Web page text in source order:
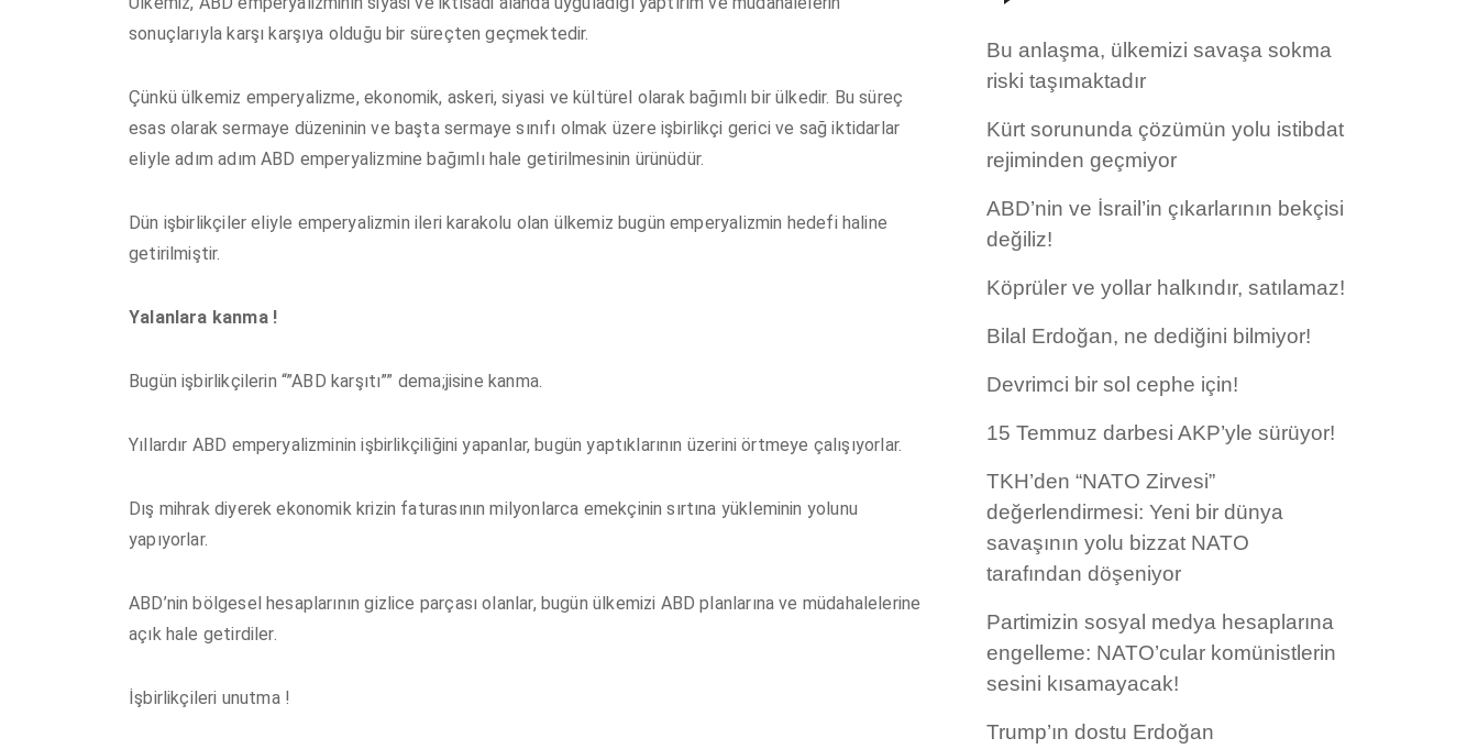
sonuçlarıyla karşı karşıya olduğu bir süreçten geçmektedir.
Çünkü ülkemiz emperyalizme, ekonomik, askeri, siyasi ve kültürel olarak bağımlı bir ülkedir. Bu süreç
esas olarak sermaye düzeninin ve başta sermaye sınıfı olmak üzere işbirlikçi gerici ve sağ iktidarlar
eliyle adım adım ABD emperyalizmine bağımlı hale getirilmesinin ürünüdür.
Dün işbirlikçiler eliyle emperyalizmin ileri karakolu olan ülkemiz bugün emperyalizmin hedefi haline
getirilmiştir.
Yalanlara kanma !
Bugün işbirlikçilerin “”ABD karşıtı”” dema;jisine kanma.
Yıllardır ABD emperyalizminin işbirlikçiliğini yapanlar, bugün yaptıklarının üzerini örtmeye çalışıyorlar.
Dış mihrak diyerek ekonomik krizin faturasının milyonlarca emekçinin sırtına yükleminin yolunu
yapıyorlar.
ABD’nin bölgesel hesaplarının gizlice parçası olanlar, bugün ülkemizi ABD planlarına ve müdahalelerine
açık hale getirdiler.
İşbirlikçileri unutma !
Bu anlaşma, ülkemizi savaşa sokma
riski taşımaktadır
Kürt sorununda çözümün yolu istibdat
rejiminden geçmiyor
ABD’nin ve İsrail’in çıkarlarının bekçisi
değiliz!
Köprüler ve yollar halkındır, satılamaz!
Bilal Erdoğan, ne dediğini bilmiyor!
Devrimci bir sol cephe için!
15 Temmuz darbesi AKP’yle sürüyor!
TKH’den “NATO Zirvesi”
değerlendirmesi: Yeni bir dünya
savaşının yolu bizzat NATO
tarafından döşeniyor
Partimizin sosyal medya hesaplarına
engelleme: NATO’cular komünistlerin
sesini kısamayacak!
Trump’ın dostu Erdoğan